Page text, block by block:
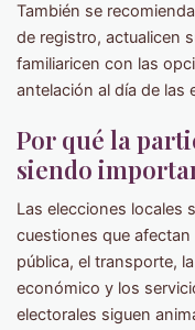
También se
de registro, actualicen
familiaricen con las
antelación al día de las
Por qué la
siendo
Las elecciones locales
cuestiones que
pública, el transporte,
económico y los
electorales siguen